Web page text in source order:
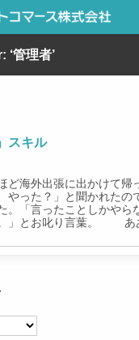
管理者’
スキル
ど海外出張に出かけて帰
やった？」と聞かれたの
。「言ったことしかやら
。」とお叱り言葉。 あ